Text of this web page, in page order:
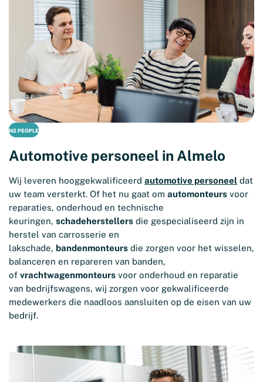
N2 PEOPLE
Automotive personeel in Almelo
Wij leveren hooggekwalificeerd automotive personeel dat
uw team versterkt. Of het nu gaat om automonteurs voor
reparaties, onderhoud en technische
keuringen, schadeherstellers die gespecialiseerd zijn in
herstel van carrosserie en
lakschade, bandenmonteurs die zorgen voor het wisselen,
balanceren en repareren van banden,
of vrachtwagenmonteurs voor onderhoud en reparatie
van bedrijfswagens, wij zorgen voor gekwalificeerde
medewerkers die naadloos aansluiten op de eisen van uw
bedrijf.